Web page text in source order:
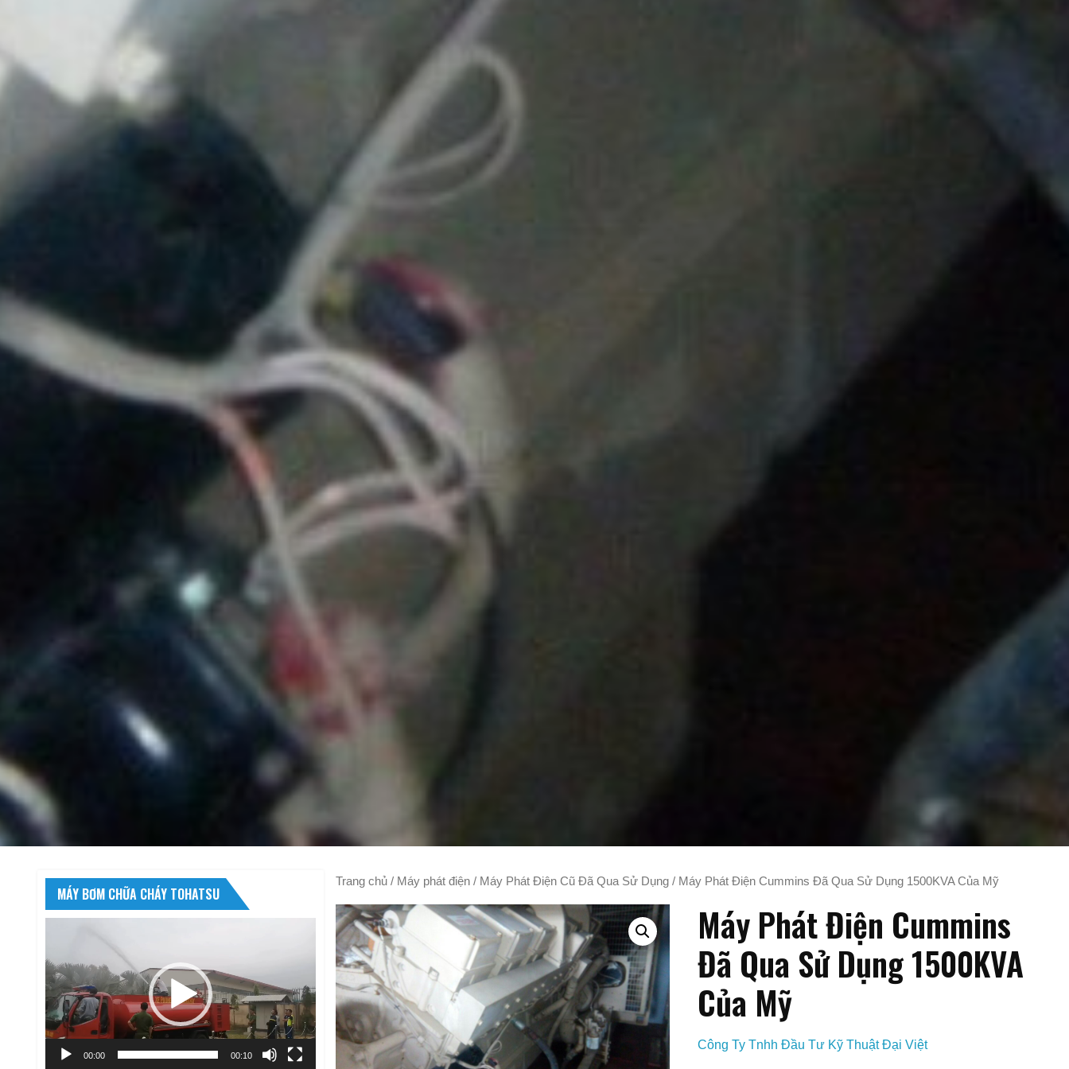
Trang chủ / Máy phát điện / Máy Phát Điện Cũ Đã Qua Sử Dụng / Máy Phát Điện Cummins Đã Qua Sử Dụng 1500KVA Của Mỹ
Máy Phát Điện Cummins
Đã Qua Sử Dụng 1500KVA
Của Mỹ
Công Ty Tnhh Đầu Tư Kỹ Thuật Đại Việt
MÁY BƠM CHỮA CHÁY TOHATSU
Video
00:00 00:10